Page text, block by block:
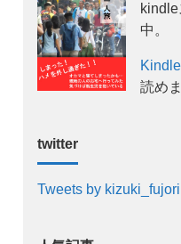
中。
読め
twitter
Tweets by kizuki_fujori